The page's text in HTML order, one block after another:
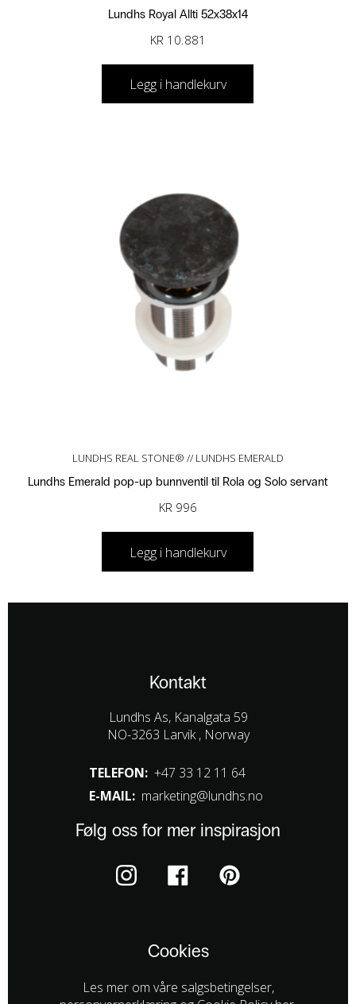
Lundhs Royal Allti 52x38x14
KR 10.881
Legg i handlekurv
LUNDHS REAL STONE® // LUNDHS EMERALD
Lundhs Emerald pop-up bunnventil til Rola og Solo servant
KR996
Legg i handlekurv
Kontakt
Lundhs As, Kanalgata 59
NO-3263 Larvik , Norway
TELEFON: +47 33 12 11 64
E-MAIL: marketing@lundhs.no
Følg oss for mer inspirasjon
Cookies
Les mer om våre salgsbetingelser,